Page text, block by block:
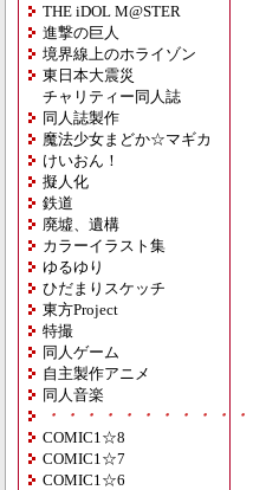
THE iDOL M@STER
進撃の巨人
境界線上のホライゾン
東日本大震災
チャリティー同人誌
同人誌製作
魔法少女まどか☆マギカ
けいおん！
擬人化
鉄道
廃墟、遺構
カラーイラスト集
ゆるゆり
ひだまりスケッチ
東方Project
特撮
同人ゲーム
自主製作アニメ
同人音楽
・・・・・・・・・・
COMIC1☆8
COMIC1☆7
COMIC1☆6